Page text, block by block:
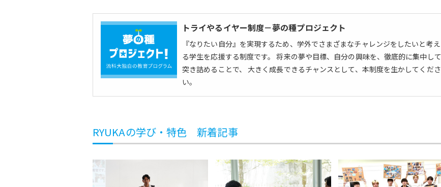
トライやるイヤー制度－夢の種プロジェクト
『なりたい自分』を実現するため、学外でさまざまなチャレンジをしたいと考え
る学生を応援する制度です。 将来の夢や目標、自分の興味を、徹底的に集中して
突き詰めることで、 大きく成長できるチャンスとして、本制度を生かしてくださ
い。
RYUKAの学び・特色 新着記事